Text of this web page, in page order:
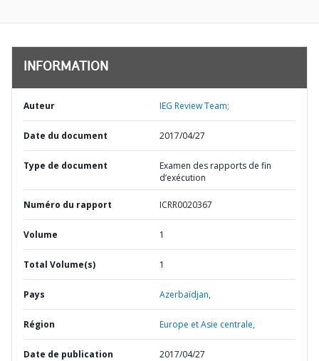
INFORMATION
Auteur IEG Review Team;
Date du document 2017/04/27
Type de document
Examen des rapports de fin
d’exécution
Numéro du rapport ICRR0020367
Volume 1
Total Volume(s) 1
Pays Azerbaïdjan,
Région Europe et Asie centrale,
Date de publication 2017/04/27